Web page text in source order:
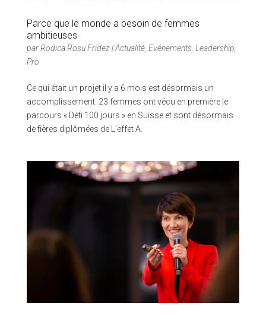
Parce que le monde a besoin de femmes
ambitieuses
parRodica Rosu Fridez|Actualité, Evénements, Leadership
Pro
Ce qui était un projet il y a 6 mois est désormais un
accomplissement. 23 femmes ont vécu en première le
parcours « Défi 100 jours » en Suisse et sont désormais
de fières diplômées de L’effet A.